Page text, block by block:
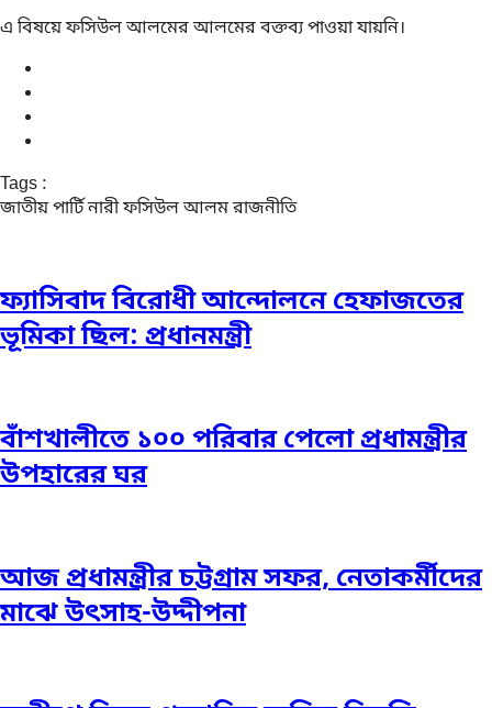
এ বিষয়ে ফসিউল আলমের আলমের বক্তব্য পাওয়া যায়নি।
Tags :
জাতীয় পার্টিনারীফসিউল আলমরাজনীতি
ফ্যাসিবাদ বিরোধী আন্দোলনে হেফাজতের
ভূমিকা ছিল: প্রধানমন্ত্রী
বাঁশখালীতে ১০০ পরিবার পেলো প্রধামন্ত্রীর
উপহারের ঘর
আজ প্রধামন্ত্রীর চট্টগ্রাম সফর, নেতাকর্মীদের
মাঝে উৎসাহ-উদ্দীপনা